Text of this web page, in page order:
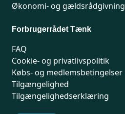
Økonomi- og gældsrådgivning
Forbrugerrådet Tænk
FAQ
Cookie- og privatlivspolitik
Købs- og medlemsbetingelser
Tilgængelighed
Tilgængelighedserklæring